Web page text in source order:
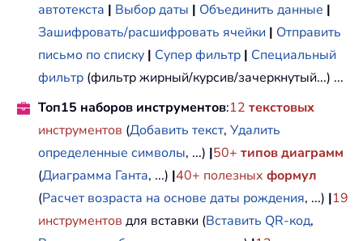
автотекста | Выбор даты | Объединить данные |
Зашифровать/расшифровать ячейки | Отправить
письмо по списку | Супер фильтр | Специальный
фильтр (фильтр жирный/курсив/зачеркнутый...) ...
Топ15 наборов инструментов:12 текстовых
инструментов (Добавить текст, Удалить
определенные символы, ...) |50+ типов диаграмм
(Диаграмма Ганта, ...) |40+ полезных формул
(Расчет возраста на основе даты рождения, ...) |19
инструментов для вставки (Вставить QR-код,